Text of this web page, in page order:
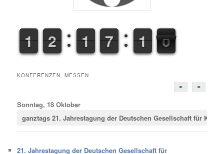
1
1
1
1 1
1
2
2 1
1
1
1 6
6
7
7 0
1
1 1
1
2
KONFERENZEN, MESSEN
<
>
Sonntag, 18 Oktober
ganztags21. Jahrestagung der Deutschen Gesellschaft für
21. Jahrestagung der Deutschen Gesellschaft für